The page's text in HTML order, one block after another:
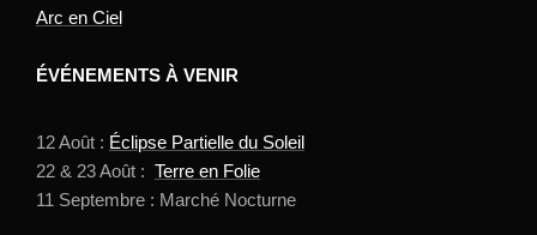
Arc en Ciel
ÉVÉNEMENTS À VENIR
12 Août : Éclipse Partielle du Soleil
22 & 23 Août : Terre en Folie
11 Septembre : Marché Nocturne